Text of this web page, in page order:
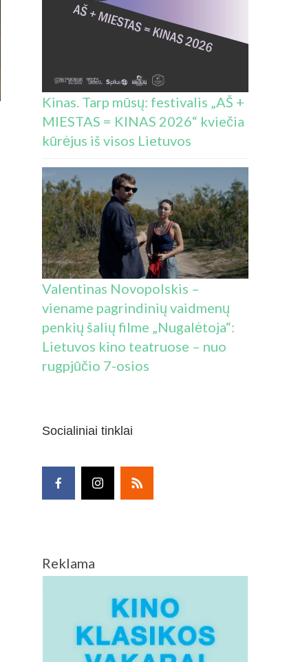
Kinas. Tarp mūsų: festivalis „AŠ +
MIESTAS = KINAS 2026“ kviečia
kūrėjus iš visos Lietuvos
Valentinas Novopolskis –
viename pagrindinių vaidmenų
penkių šalių filme „Nugalėtoja“:
Lietuvos kino teatruose – nuo
rugpjūčio 7-osios
Socialiniai tinklai
Reklama